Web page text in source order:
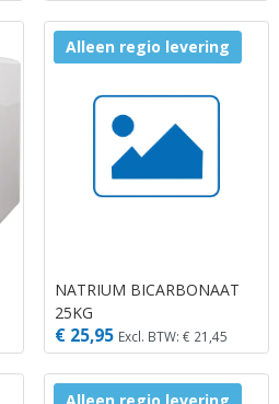
Alleen regio levering
NATRIUM BICARBONAAT
25KG
€ 25,95 Excl. BTW: € 21,45
Alleen regio levering